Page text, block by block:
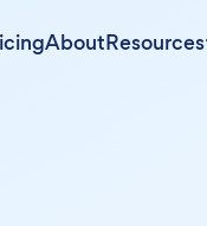
AboutResources